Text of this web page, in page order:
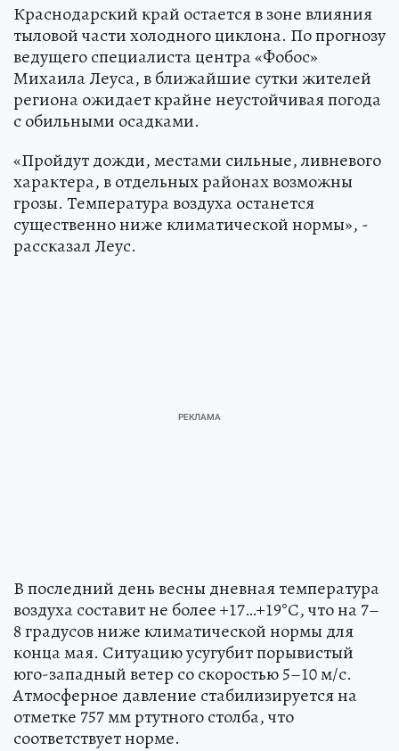
Краснодарский край остается в зоне влияния
тыловой части холодного циклона. По прогнозу
ведущего специалиста центра «Фобос»
Михаила Леуса, в ближайшие сутки жителей
региона ожидает крайне неустойчивая погода
с обильными осадками.
«Пройдут дожди, местами сильные, ливневого
характера, в отдельных районах возможны
грозы. Температура воздуха останется
существенно ниже климатической нормы», -
рассказал Леус.
В последний день весны дневная температура
воздуха составит не более +17…+19°С, что на 7–
8 градусов ниже климатической нормы для
конца мая. Ситуацию усугубит порывистый
юго-западный ветер со скоростью 5–10 м/с.
Атмосферное давление стабилизируется на
отметке 757 мм ртутного столба, что
соответствует норме.